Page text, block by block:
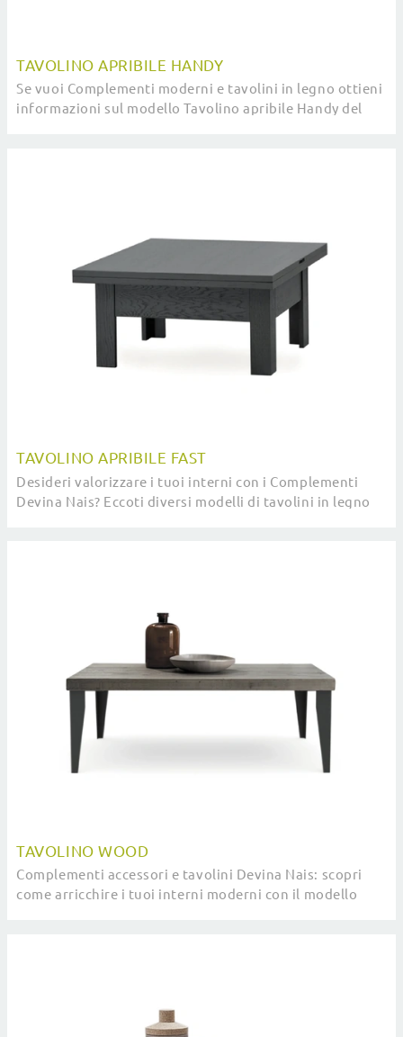
TAVOLINO APRIBILE HANDY
Se vuoi Complementi moderni e tavolini in legno ottieni
informazioni sul modello Tavolino apribile Handy del
TAVOLINO APRIBILE FAST
Desideri valorizzare i tuoi interni con i Complementi
Devina Nais? Eccoti diversi modelli di tavolini in legno
TAVOLINO WOOD
Complementi accessori e tavolini Devina Nais: scopri
come arricchire i tuoi interni moderni con il modello